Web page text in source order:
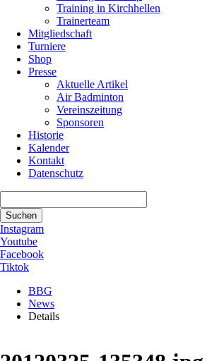
Training in Kirchhellen
Trainerteam
Mitgliedschaft
Turniere
Shop
Presse
Aktuelle Artikel
Air Badminton
Vereinszeitung
Sponsoren
Historie
Kalender
Kontakt
Datenschutz
Suchen
Instagram
Youtube
Facebook
Tiktok
BBG
News
Details